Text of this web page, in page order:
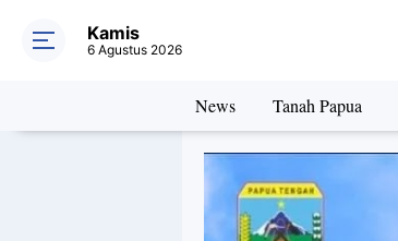
Kamis
6 Agustus 2026
News Tanah Papua